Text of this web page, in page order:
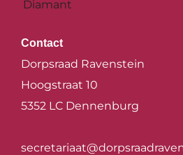
Contact
Dorpsraad Ravenstein
Hoogstraat 10
5352 LC Dennenburg